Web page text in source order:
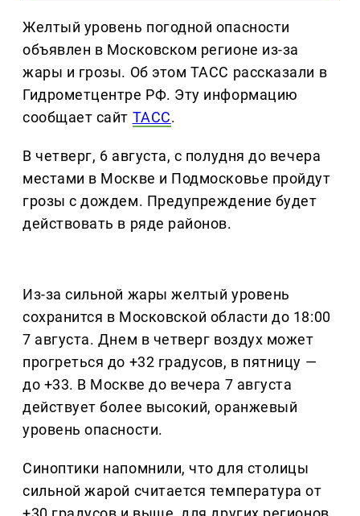
Желтый уровень погодной опасности
объявлен в Московском регионе из-за
жары и грозы. Об этом ТАСС рассказали в
Гидрометцентре РФ. Эту информацию
сообщает сайт ТАСС.
В четверг, 6 августа, с полудня до вечера
местами в Москве и Подмосковье пройдут
грозы с дождем. Предупреждение будет
действовать в ряде районов.
Из-за сильной жары желтый уровень
сохранится в Московской области до 18:00
7 августа. Днем в четверг воздух может
прогреться до +32 градусов, в пятницу —
до +33. В Москве до вечера 7 августа
действует более высокий, оранжевый
уровень опасности.
Синоптики напомнили, что для столицы
сильной жарой считается температура от